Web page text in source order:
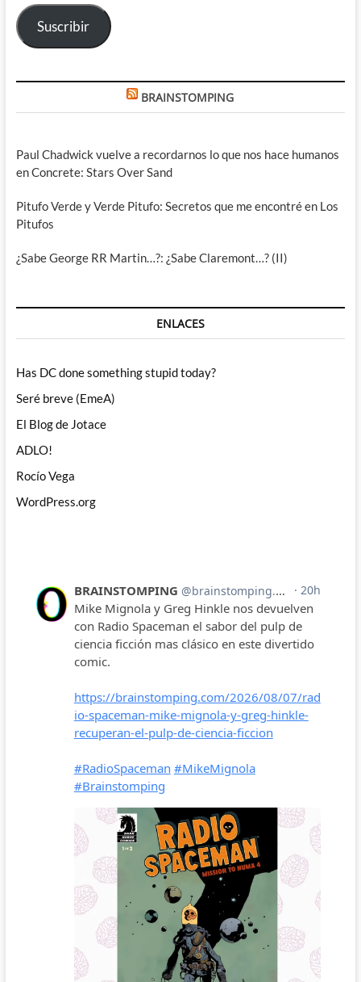
electrónico
Suscribir
BRAINSTOMPING
Paul Chadwick vuelve a recordarnos lo que nos hace humanos
en Concrete: Stars Over Sand
Pitufo Verde y Verde Pitufo: Secretos que me encontré en Los
Pitufos
¿Sabe George RR Martin…?: ¿Sabe Claremont…? (II)
ENLACES
Has DC done something stupid today?
Seré breve (EmeA)
El Blog de Jotace
ADLO!
Rocío Vega
WordPress.org